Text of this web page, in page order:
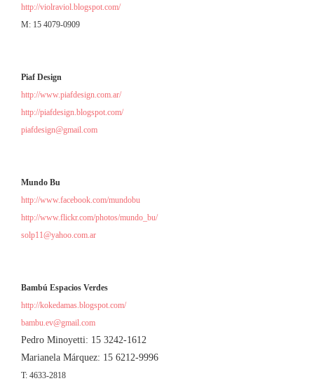
http://violraviol.blogspot.com/
M: 15 4079-0909
Piaf Design
http://www.piafdesign.com.ar/
http://piafdesign.blogspot.com/
piafdesign@gmail.com
Mundo Bu
http://www.facebook.com/mundobu
http://www.flickr.com/photos/mundo_bu/
solp11@yahoo.com.ar
Bambú Espacios Verdes
http://kokedamas.blogspot.com/
bambu.ev@gmail.com
Pedro Minoyetti: 15 3242-1612
Marianela Márquez: 15 6212-9996
T: 4633-2818